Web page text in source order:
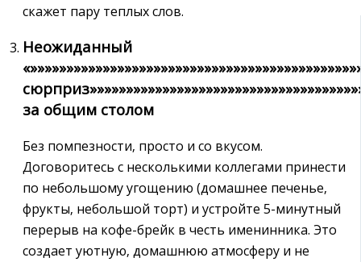
скажет пару теплых слов.
Неожиданный
за общим столом
Без помпезности‚ просто и со вкусом.
Договоритесь с несколькими коллегами принести
по небольшому угощению (домашнее печенье‚
фрукты‚ небольшой торт) и устройте 5-минутный
перерыв на кофе-брейк в честь именинника. Это
создает уютную‚ домашнюю атмосферу и не